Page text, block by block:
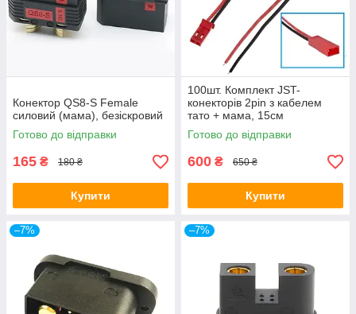
Конектор QS8-S Female
силовий (мама), безіскровий
Готово до відправки
165 ₴ 180 ₴
Купити
100шт. Комплект JST-
конекторів 2pin з кабелем
тато + мама, 15см
Готово до відправки
600 ₴ 650 ₴
Купити
–7% –7%